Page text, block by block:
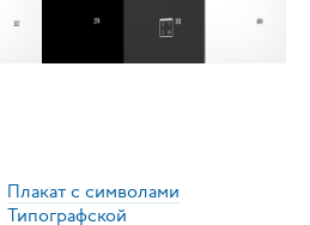
Плакат с символами
Типографской